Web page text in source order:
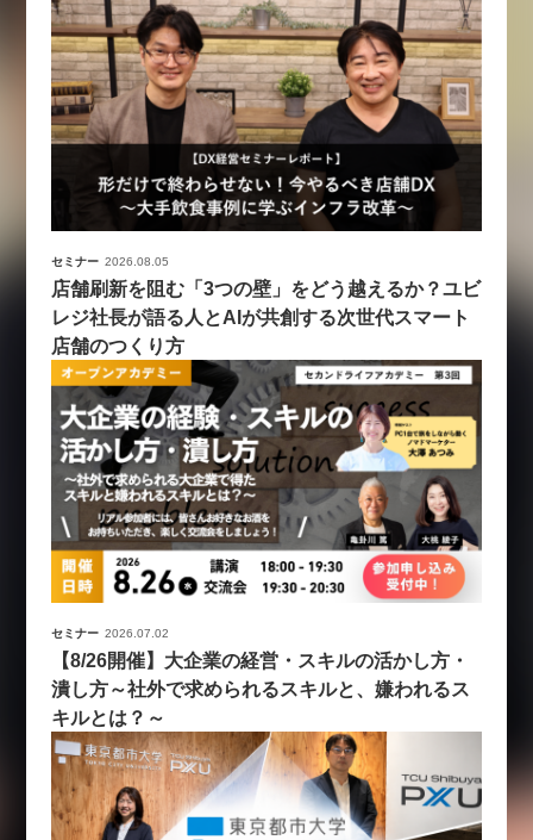
セミナー 2026.08.05
店舗刷新を阻む「3つの壁」をどう越えるか？ユビ
レジ社長が語る人とAIが共創する次世代スマート
店舗のつくり方
セミナー 2026.07.02
【8/26開催】大企業の経営・スキルの活かし方・
潰し方～社外で求められるスキルと、嫌われるス
キルとは？～